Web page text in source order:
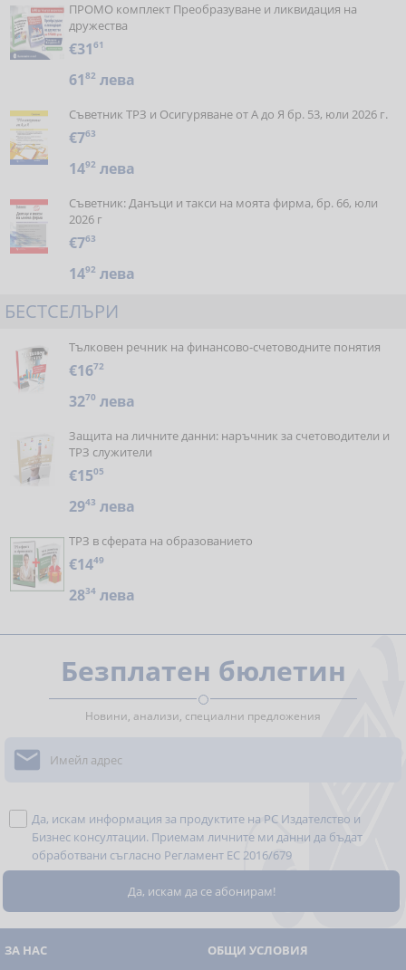
ПРОМО комплект Преобразуване и ликвидация на
дружества
€3161
6182 лева
Съветник ТРЗ и Осигуряване от А до Я бр. 53, юли 2026 г.
€763
1492 лева
Съветник: Данъци и такси на моята фирма, бр. 66, юли
2026 г
€763
1492 лева
БЕСТСЕЛЪРИ
Тълковен речник на финансово-счетоводните понятия
€1672
3270 лева
Защита на личните данни: наръчник за счетоводители и
ТРЗ служители
€1505
2943 лева
ТРЗ в сферата на образованието
€1449
2834 лева
Безплатен бюлетин
Новини, анализи, специални предложения

Да, искам информация за продуктите на РС Издателство и
Бизнес консултации. Приемам личните ми данни да бъдат
обработвани съгласно Регламент ЕС 2016/679
ЗА НАС ОБЩИ УСЛОВИЯ